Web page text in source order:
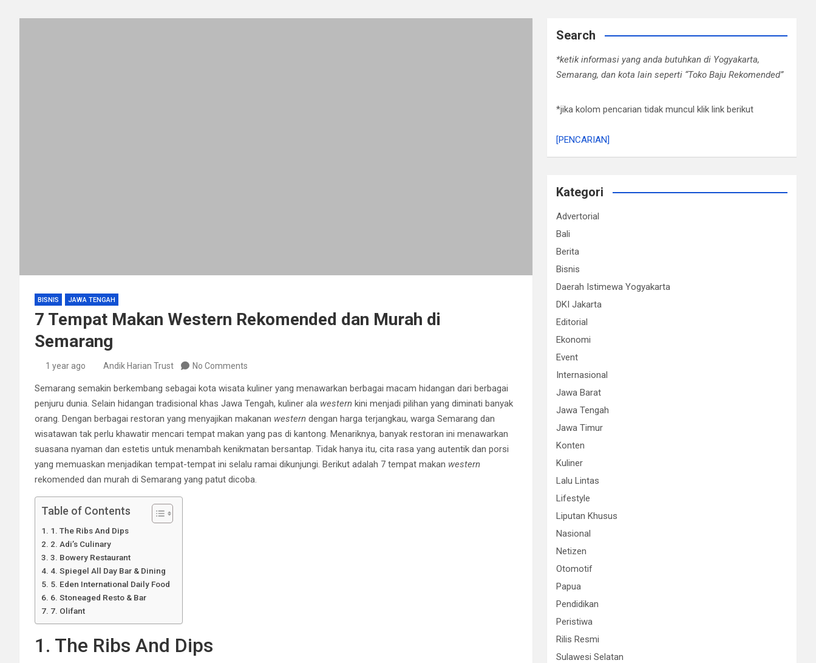
BISNIS JAWA TENGAH
7 Tempat Makan Western Rekomended dan Murah di
Semarang
1 year ago Andik Harian Trust No Comments
Semarang semakin berkembang sebagai kota wisata kuliner yang menawarkan berbagai macam hidangan dari berbagai
penjuru dunia. Selain hidangan tradisional khas Jawa Tengah, kuliner ala western kini menjadi pilihan yang diminati banyak
orang. Dengan berbagai restoran yang menyajikan makanan western dengan harga terjangkau, warga Semarang dan
wisatawan tak perlu khawatir mencari tempat makan yang pas di kantong. Menariknya, banyak restoran ini menawarkan
suasana nyaman dan estetis untuk menambah kenikmatan bersantap. Tidak hanya itu, cita rasa yang autentik dan porsi
yang memuaskan menjadikan tempat-tempat ini selalu ramai dikunjungi. Berikut adalah 7 tempat makan western
rekomended dan murah di Semarang yang patut dicoba.
Table of Contents
1. The Ribs And Dips
2. Adi’s Culinary
3. Bowery Restaurant
4. Spiegel All Day Bar & Dining
5. Eden International Daily Food
6. Stoneaged Resto & Bar
7. Olifant
1. The Ribs And Dips
Search
*ketik informasi yang anda butuhkan di Yogyakarta,
Semarang, dan kota lain seperti “Toko Baju Rekomended”
*jika kolom pencarian tidak muncul klik link berikut
[PENCARIAN]
Kategori
Advertorial
Bali
Berita
Bisnis
Daerah Istimewa Yogyakarta
DKI Jakarta
Editorial
Ekonomi
Event
Internasional
Jawa Barat
Jawa Tengah
Jawa Timur
Konten
Kuliner
Lalu Lintas
Lifestyle
Liputan Khusus
Nasional
Netizen
Otomotif
Papua
Pendidikan
Peristiwa
Rilis Resmi
Sulawesi Selatan